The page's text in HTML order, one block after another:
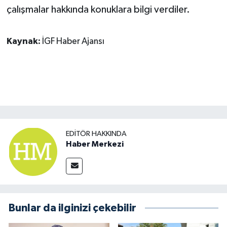
çalışmalar hakkında konuklara bilgi verdiler.
Kaynak: İGF Haber Ajansı
EDITÖR HAKKINDA
Haber Merkezi
Bunlar da ilginizi çekebilir